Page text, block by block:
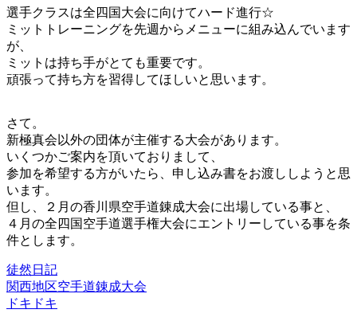
選手クラスは全四国大会に向けてハード進行☆
ミットトレーニングを先週からメニューに組み込んでいます
が、
ミットは持ち手がとても重要です。
頑張って持ち方を習得してほしいと思います。
さて。
新極真会以外の団体が主催する大会があります。
いくつかご案内を頂いておりまして、
参加を希望する方がいたら、申し込み書をお渡ししようと思
います。
但し、２月の香川県空手道錬成大会に出場している事と、
４月の全四国空手道選手権大会にエントリーしている事を条
件とします。
徒然日記
投
稿
関西地区空手道錬成大会
ドキドキ